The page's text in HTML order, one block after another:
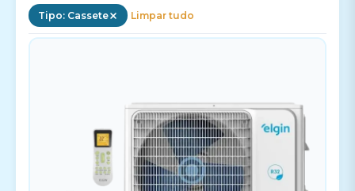
Tipo: Cassete Limpar tudo